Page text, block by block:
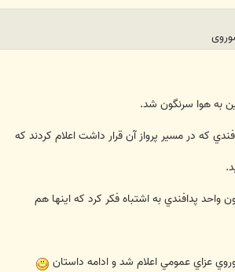
به هوا سرنگون شد.
عزاي عمومي اعلام شد و ادامه داستان